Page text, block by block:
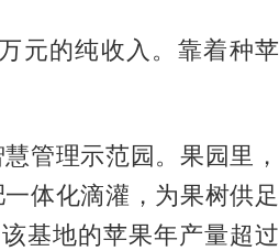
元的纯收入。靠着种苹
管理示范园。果园里，
体化滴灌，为果树供足
基地的苹果年产量超过